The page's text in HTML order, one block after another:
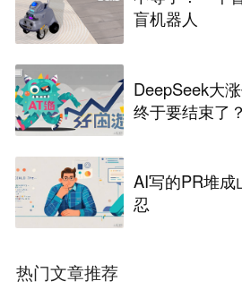
盲机器人
DeepSeek大
终于要结束了？
AI写的PR堆
忍
热门文章推荐